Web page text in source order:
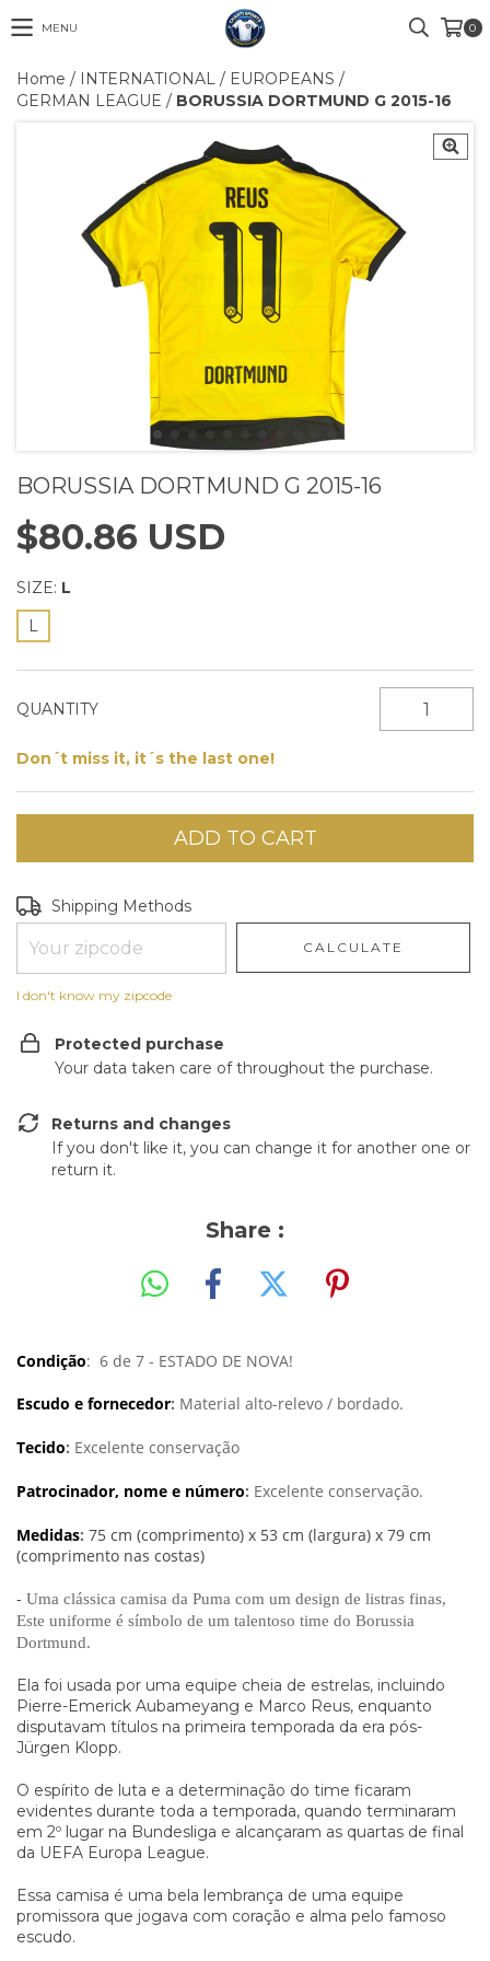
MENU 0
Home / INTERNATIONAL / EUROPEANS /
GERMAN LEAGUE / BORUSSIA DORTMUND G 2015-16
BORUSSIA DORTMUND G 2015-16
$80.86 USD
SIZE: L
L
QUANTITY
Don´t miss it, it´s the last one!
Shipping for zipcode:
Shipping Methods
CALCULATE
I don't know my zipcode
Protected purchase
Your data taken care of throughout the purchase.
Returns and changes
If you don't like it, you can change it for another one or
return it.
Share :
Condição: 6 de 7 - ESTADO DE NOVA!
Escudo e fornecedor: Material alto-relevo / bordado.
Tecido: Excelente conservação
Patrocinador, nome e número: Excelente conservação.
Medidas: 75 cm (comprimento) x 53 cm (largura) x 79 cm
(comprimento nas costas)
- Uma clássica camisa da Puma com um design de listras finas,
Este uniforme é símbolo de um talentoso time do Borussia
Dortmund.
Ela foi usada por uma equipe cheia de estrelas, incluindo
Pierre-Emerick Aubameyang e Marco Reus, enquanto
disputavam títulos na primeira temporada da era pós-
Jürgen Klopp.
O espírito de luta e a determinação do time ficaram
evidentes durante toda a temporada, quando terminaram
em 2º lugar na Bundesliga e alcançaram as quartas de final
da UEFA Europa League.
Essa camisa é uma bela lembrança de uma equipe
promissora que jogava com coração e alma pelo famoso
escudo.